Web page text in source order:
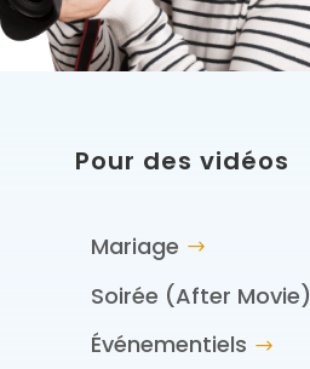
Pour des vidéos
Mariage
Soirée (After Movie)
Événementiels